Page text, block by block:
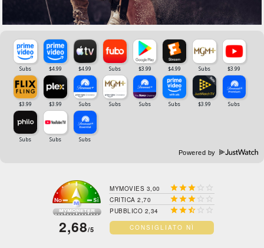
Powered by
2,68/5
MYMOVIES 3,00   
CRITICA 2,70   
PUBBLICO 2,34   
CONSIGLIATO NÌ